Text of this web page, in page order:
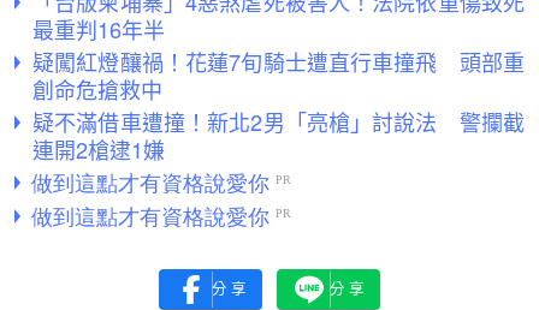
最重判16年半
疑闖紅燈釀禍！花蓮7旬騎士遭直行車撞飛 頭部重
創命危搶救中
疑不滿借車遭撞！新北2男「亮槍」討說法 警攔截
連開2槍逮1嫌
分享 分享